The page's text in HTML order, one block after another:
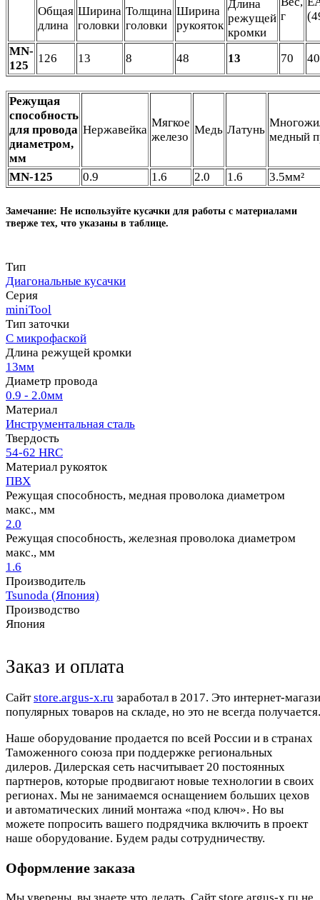
г
Общая
длина
Ширина
головки
Толщина
головки
Ширина
рукояток
Длина
режущей
кромки
MN-
125
126 13 8 48 13 70
Режущая
способность
для провода
диаметром,
мм
Нержавейка
Мягкое
железо
Медь Латунь
медный
MN-125 0.9 1.6 2.0 1.6 3.5мм²
Замечание: Не используйте кусачки для работы с материалами
тверже тех, что указаны в таблице.
Тип
Диагональные кусачки
Серия
miniTool
Тип заточки
С микрофаской
Длина режущей кромки
13мм
Диаметр провода
0.9 - 2.0мм
Материал
Инструментальная сталь
Твердость
54-62 HRC
Материал рукояток
ПВХ
Режущая способность, медная проволока диаметром
макс., мм
2.0
Режущая способность, железная проволока диаметром
макс., мм
1.6
Производитель
Tsunoda (Япония)
Производство
Япония
Заказ и оплата
Cайтstore.argus-x.ru заработал в 2017. Это интернет-
популярных товаров на складе, но это не всегда
Наше оборудование продается по всей России и в странах
Таможенного союза при поддержке региональных
дилеров. Дилерская сеть насчитывает 20 постоянных
партнеров, которые продвигают новые технологии в своих
регионах. Мы не занимаемся оснащением больших цехов
и автоматических линий монтажа «под ключ». Но вы
можете попросить вашего подрядчика включить в проект
наше оборудование. Будем рады сотрудничеству.
Оформление заказа